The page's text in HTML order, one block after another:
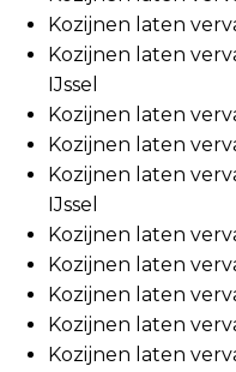
Kozijnen laten
Kozijnen laten
IJssel
Kozijnen laten
Kozijnen laten
Kozijnen laten
IJssel
Kozijnen laten
Kozijnen laten
Kozijnen laten
Kozijnen laten
Kozijnen laten